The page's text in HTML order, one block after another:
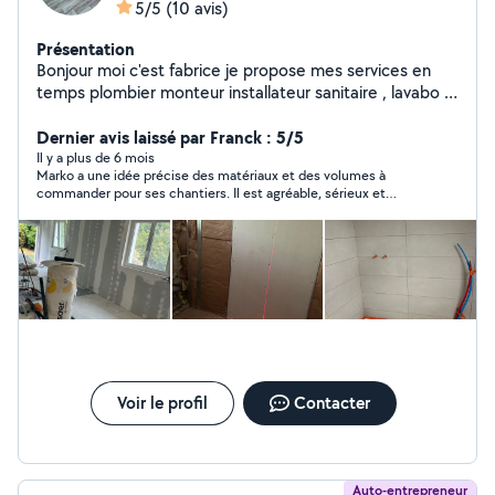
5/5 (10 avis)
Présentation
Bonjour moi c'est fabrice je propose mes services en
temps plombier monteur installateur sanitaire , lavabo ,
Dernier avis laissé par Franck : 5/5
Il y a plus de 6 mois
Marko a une idée précise des matériaux et des volumes à
commander pour ses chantiers. Il est agréable, sérieux et
satisfait de la qualité et du délai du travail fournis qui justifie le
prix demandé. Je recommande Marco.
Voir le profil Contacter
Auto-entrepreneur